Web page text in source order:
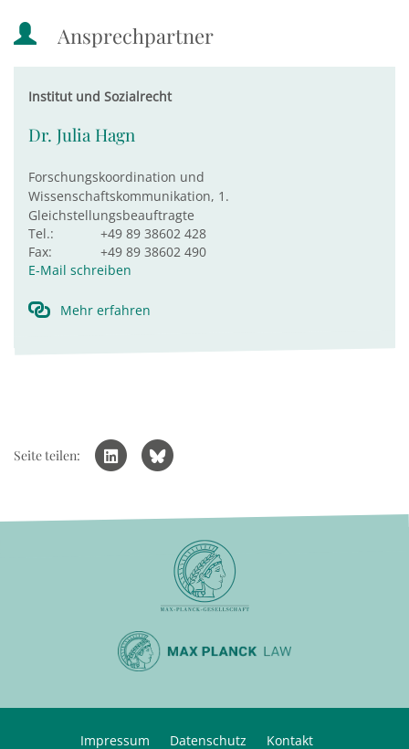
Ansprechpartner
Institut und Sozialrecht
Dr. Julia Hagn
Forschungskoordination und
Wissenschaftskommunikation, 1.
Gleichstellungsbeauftragte
Tel.:
+49 89 38602 428
Fax:
+49 89 38602 490
E-Mail schreiben
Mehr erfahren
Seite teilen:
Impressum Datenschutz Kontakt